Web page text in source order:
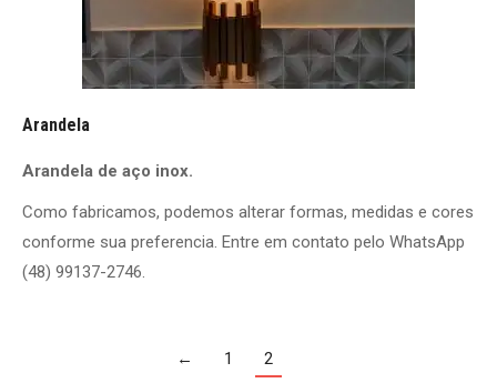
Arandela
Arandela de aço inox.
Como fabricamos, podemos alterar formas, medidas e cores
conforme sua preferencia. Entre em contato pelo WhatsApp
(48) 99137-2746.
← 1 2